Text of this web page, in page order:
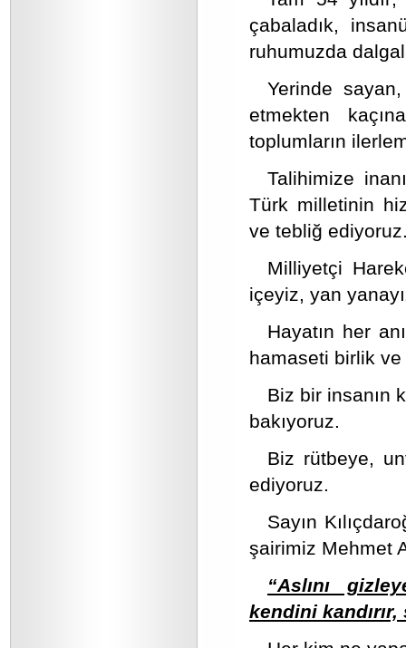
çabaladık,
ruhumuzda
Yerinde
etmekten
toplumların
Talihimize
Türk milletinin
ve tebliğ
Milliyetçi
içeyiz, yan
Hayatın her
hamaseti birlik
Biz bir insanın
bakıyoruz.
Biz rütbeye,
ediyoruz.
Sayın
şairimiz Mehmet
“Aslını
kendini